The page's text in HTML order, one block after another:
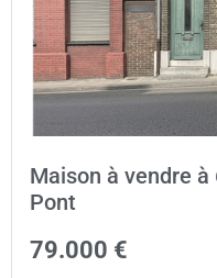
Maison à vendre
Pont
79.000 €